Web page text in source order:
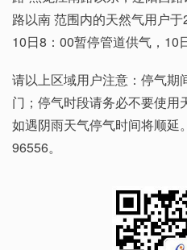
路以南 范围内的天然气用户
10日8：00暂停管道供气，10
请以上区域用户注意：停气期
门；停气时段请务必不要使用
如遇阴雨天气停气时间将顺延
96556。